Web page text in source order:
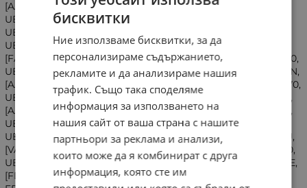
[AA01, DA01, DB02,DG06, FA01, DP07, FB02, FE05],
UE40KU6170, UE40KU6170UXZG, [FA01], UE40KU6172,
UE40KU6072, UE40KU6172UXXH [FA01], UE40KU6175,
UE40KU6175UXXE, [FA01], UE40KU6179, UE40KU6179UXZG,
[FA01],UE40KU6409, UE40KU6409UXZG, [DA01],UE40KU6450,
UE40KU6450SXXN, [DA01], UE43KU6000, UE43KU6000WXXN,
[AA01], UE43KU6050, UE43KU6050KXZT, [BB04], UE43KU6070,
UE43KU6070UXZG, [AA01], UE43KU6072, UE43KU6072UXXH,
[AA01], UE43KU6400, UE43KU6400SXXN, UE43KU6400UXZT,
UE43KU6405, UE43KU6405UXXE, [BA02], UE43KU6409,
UE43KU6409UXZG, [AA01], UE43KU6500, UE43KU6500UXXU,
[VA02], UE43KU6509, UE43KU6509UXZG, [VA02], UE49K5500,
UE49K5500AKXXU, [FA03], UE49KU5605, UE49KU5605AKXXE,
[FD04], UE49K5672S, UE49K5672SUXXH [BA01, BB02, FC03,
бисквитки
Ние използваме бисквитки, за да
персонализираме съдържанието,
рекламите и да анализираме нашия
трафик. Също така споделяме
информация за използването на
нашия сайт от ваша страна с нашите
партньори за реклама и анализи,
които може да я комбинират с друга
информация, която сте им